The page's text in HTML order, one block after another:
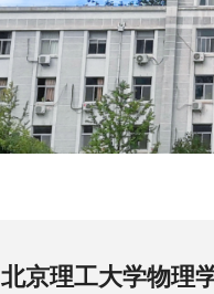
北京理工大学物理